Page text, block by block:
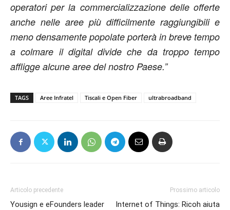
operatori per la commercializzazione delle offerte
anche nelle aree più difficilmente raggiungibili e
meno densamente popolate porterà in breve tempo
a colmare il digital divide che da troppo tempo
affligge alcune aree del nostro Paese.”
TAGS Aree Infratel Tiscali e Open Fiber ultrabroadband
Articolo precedente
Yousign e eFounders leader
Prossimo articolo
Internet of Things: Ricoh aiuta